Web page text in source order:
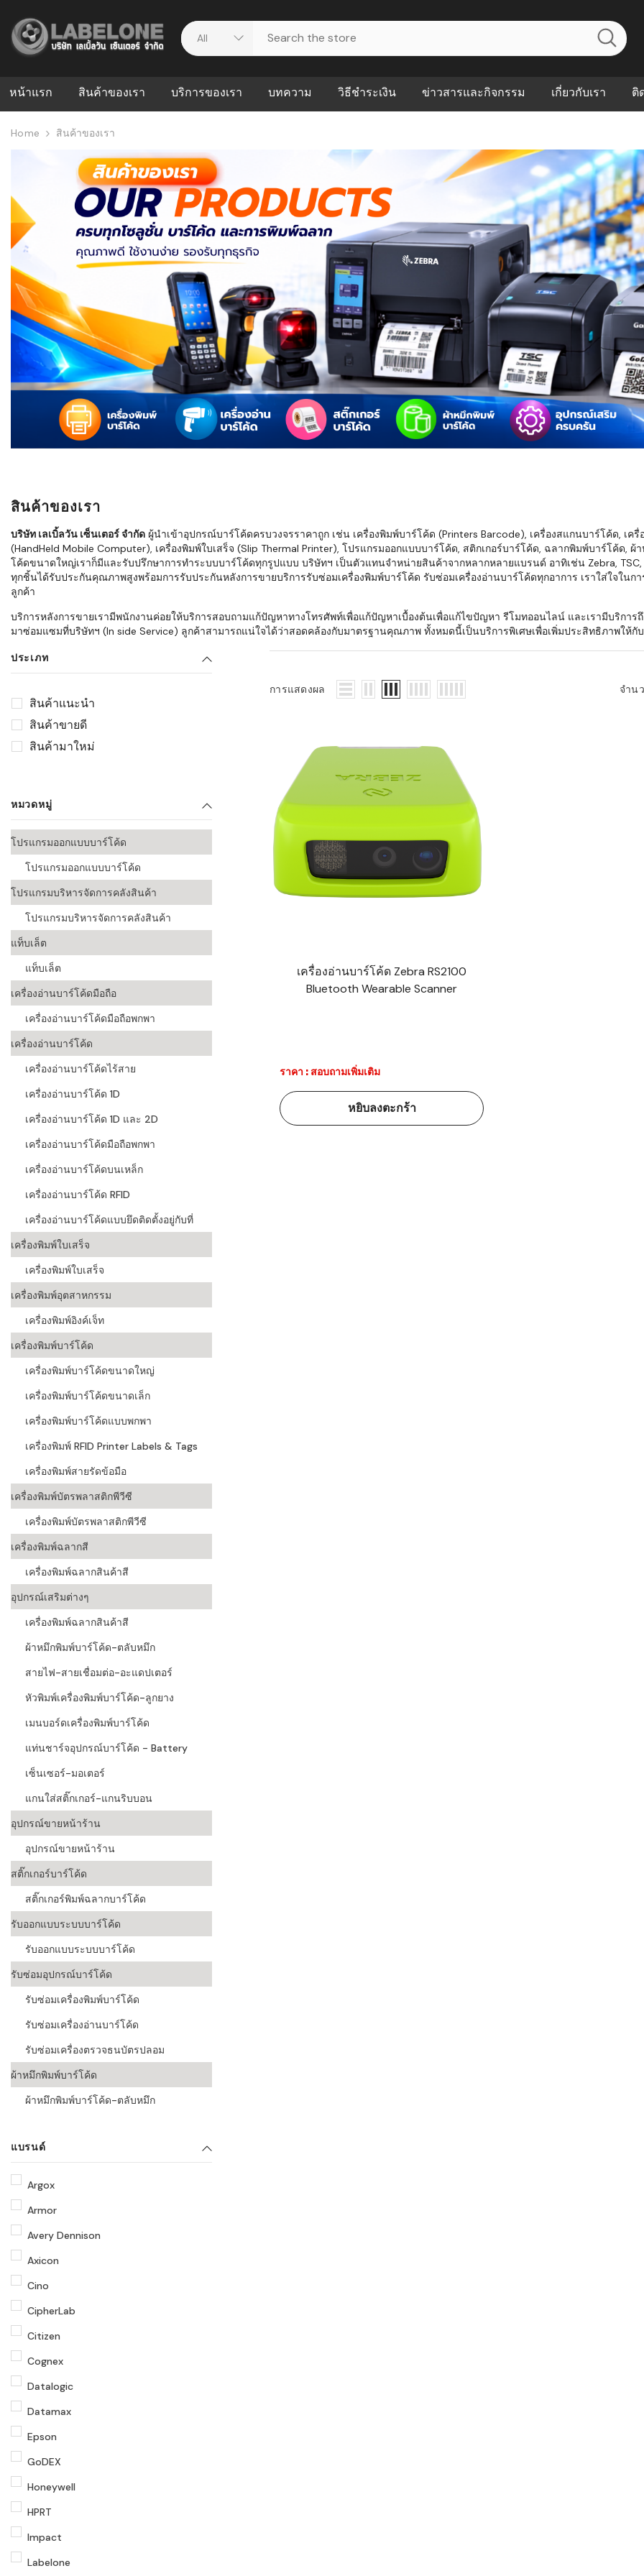
หน้าแรก สินค้าของเรา บริการของเรา
ดาวน์โหลดไดร์เวอร์
วีดีโอแนะนำ
บทความ
บริหารคลังสินค้าที่ช่วยลด
สต็อกแบบ Real-time
ปัญหาคลังสินค้าที่บอกว่า
ธุรกิจของคุณควรเริ่มใช้
WMS กับ ERP ต่างกัน
อย่างไร? ทำไมหลายธุรกิจ
ต้องใช้ร่วมกัน
ใช้ Excel คุมสต็อก กับใช้
WMS ต่างกันอย่างไร?
แบบไหนเหมาะกับธุรกิจที่
กำลังเติบโต
ขั้นตอนการทำงานของ
WMS ตั้งแต่รับสินค้า จัด
เก็บ หยิบ แพ็ก จนถึงจัดส่ง
อย่างไร
WMS สำหรับธุรกิจ 3PL,
ค้าส่ง และ E-Commerce:
แนะนำ Checklist ก่อน
เลือกระบบ WMS: ธุรกิจ
ก่อนเริ่มติดตั้ง
ระบบบาร์โค้ดในธุรกิจขน
ส่งและโลจิสติกส์
ระบบบาร์โค้ดในธุรกิจ
ขายธุรกิจค้าปลีก
การพัฒนาบาร์โค้ดในงาน
อุตสาหกรรม
ระบบบาร์โค้ดใน
อุตสาหกรรมเสื้อผ้า
ระบบบาร์โค้ดใน
แพทย์
ระบบบาร์โค้ดในด้านการ
วิธีชำระเงิน ข่าวสารและกิจกรรม เกี่ยวกับเรา
FAQs
Our Customer
ติ
Home สินค้าของเรา
สินค้าของเรา
บริษัท เลเบิ้ลวัน เซ็นเตอร์ จำกัด ผู้นำเข้าอุปกรณ์บาร์โค้ดครบวงจรราคาถูก เช่น เครื่องพิมพ์บาร์โค้ด (Printers Barcode), เครื่องสแกนบาร์โค้ด, เค
(HandHeld Mobile Computer), เครื่องพิมพ์ใบเสร็จ (Slip Thermal Printer), โปรแกรมออกแบบบาร์โค้ด, สติกเกอร์บาร์โค้ด, ฉลากพิมพ์บาร์โค้ด,
โค้ดขนาดใหญ่เราก็มีและรับปรึกษาการทำระบบบาร์โค้ดทุกรูปแบบ บริษัทฯ เป็นตัวแทนจำหน่ายสินค้าจากหลากหลายแบรนด์ อาทิเช่น Zebra, TSC,
ทุกชิ้นได้รับประกันคุณภาพสูงพร้อมการรับประกันหลังการขายบริการรับซ่อมเครื่องพิมพ์บาร์โค้ด รับซ่อมเครื่องอ่านบาร์โค้ดทุกอาการ เราใส่ใจใน
ลูกค้า
บริการหลังการขายเรามีพนักงานค่อยให้บริการสอบถามแก้ปัญหาทางโทรศัพท์เพื่อแก้ปัญหาเบื้องต้นเพื่อแก้ไขปัญหา รีโมทออนไลน์ และเรามีบริการ
มาซ่อมแซมที่บริษัทฯ (In side Service) ลูกค้าสามารถแน่ใจได้ว่าสอดคล้องกับมาตรฐานคุณภาพ ทั้งหมดนี้เป็นบริการพิเศษเพื่อเพิ่มประสิทธิภาพให้กั
ประเภท
สินค้าแนะนำ
สินค้าขายดี
สินค้ามาใหม่
หมวดหมู่
โปรแกรมออกแบบบาร์โค้ด
โปรแกรมออกแบบบาร์โค้ด
โปรแกรมบริหารจัดการคลังสินค้า
โปรแกรมบริหารจัดการคลังสินค้า
แท็บเล็ต
แท็บเล็ต
เครื่องอ่านบาร์โค้ดมือถือ
เครื่องอ่านบาร์โค้ดมือถือพกพา
เครื่องอ่านบาร์โค้ด
เครื่องอ่านบาร์โค้ดไร้สาย
เครื่องอ่านบาร์โค้ด 1D
เครื่องอ่านบาร์โค้ด 1D และ 2D
เครื่องอ่านบาร์โค้ดมือถือพกพา
เครื่องอ่านบาร์โค้ดบนเหล็ก
เครื่องอ่านบาร์โค้ด RFID
เครื่องอ่านบาร์โค้ดแบบยึดติดตั้งอยู่กับที่
เครื่องพิมพ์ใบเสร็จ
เครื่องพิมพ์ใบเสร็จ
เครื่องพิมพ์อุตสาหกรรม
เครื่องพิมพ์อิงค์เจ็ท
เครื่องพิมพ์บาร์โค้ด
เครื่องพิมพ์บาร์โค้ดขนาดใหญ่
เครื่องพิมพ์บาร์โค้ดขนาดเล็ก
เครื่องพิมพ์บาร์โค้ดแบบพกพา
เครื่องพิมพ์ RFID Printer Labels & Tags
เครื่องพิมพ์สายรัดข้อมือ
เครื่องพิมพ์บัตรพลาสติกพีวีซี
เครื่องพิมพ์บัตรพลาสติกพีวีซี
เครื่องพิมพ์ฉลากสี
เครื่องพิมพ์ฉลากสินค้าสี
อุปกรณ์เสริมต่างๆ
เครื่องพิมพ์ฉลากสินค้าสี
ผ้าหมึกพิมพ์บาร์โค้ด-ตลับหมึก
สายไฟ-สายเชื่อมต่อ-อะแดปเตอร์
หัวพิมพ์เครื่องพิมพ์บาร์โค้ด-ลูกยาง
เมนบอร์ดเครื่องพิมพ์บาร์โค้ด
แท่นชาร์จอุปกรณ์บาร์โค้ด - Battery
เซ็นเซอร์-มอเตอร์
แกนใส่สติ๊กเกอร์-แกนริบบอน
อุปกรณ์ขายหน้าร้าน
อุปกรณ์ขายหน้าร้าน
สติ๊กเกอร์บาร์โค้ด
สติ๊กเกอร์พิมพ์ฉลากบาร์โค้ด
รับออกแบบระบบบาร์โค้ด
รับออกแบบระบบบาร์โค้ด
รับซ่อมอุปกรณ์บาร์โค้ด
รับซ่อมเครื่องพิมพ์บาร์โค้ด
รับซ่อมเครื่องอ่านบาร์โค้ด
รับซ่อมเครื่องตรวจธนบัตรปลอม
ผ้าหมึกพิมพ์บาร์โค้ด
ผ้าหมึกพิมพ์บาร์โค้ด-ตลับหมึก
แบรนด์
Argox
Armor
Avery Dennison
Axicon
Cino
CipherLab
Citizen
Cognex
Datalogic
Datamax
Epson
GoDEX
Honeywell
HPRT
Impact
Labelone
การแสดงผล จำน
เครื่องอ่านบาร์โค้ด Zebra RS2100
Bluetooth Wearable Scanner
ราคา : สอบถามเพิ่มเติม
หยิบลงตะกร้า